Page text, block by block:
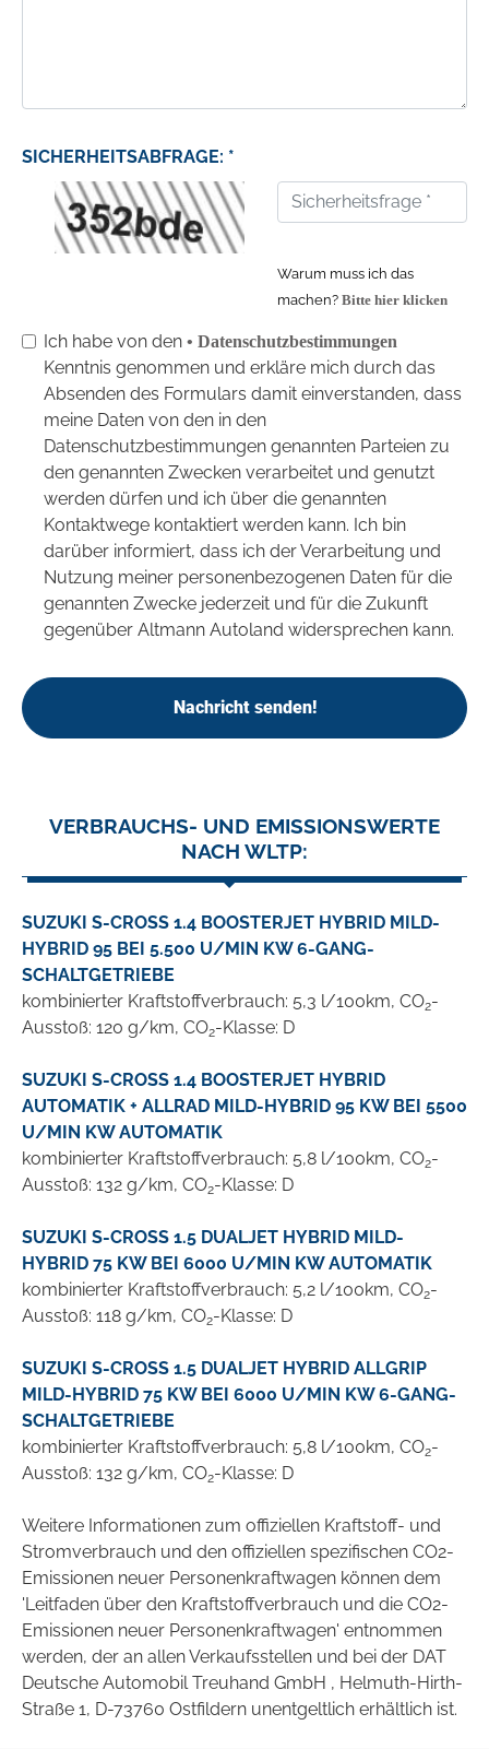
SICHERHEITSABFRAGE: *
Warum muss ich das
machen? Bitte hier klicken
Ich habe von den • Datenschutzbestimmungen
Kenntnis genommen und erkläre mich durch das
Absenden des Formulars damit einverstanden, dass
meine Daten von den in den
Datenschutzbestimmungen genannten Parteien zu
den genannten Zwecken verarbeitet und genutzt
werden dürfen und ich über die genannten
Kontaktwege kontaktiert werden kann. Ich bin
darüber informiert, dass ich der Verarbeitung und
Nutzung meiner personenbezogenen Daten für die
genannten Zwecke jederzeit und für die Zukunft
gegenüber Altmann Autoland widersprechen kann.
Nachricht senden!
VERBRAUCHS- UND EMISSIONSWERTE
NACH WLTP:
SUZUKI S-CROSS 1.4 BOOSTERJET HYBRID MILD-
HYBRID 95 BEI 5.500 U/MIN KW 6-GANG-
SCHALTGETRIEBE
kombinierter Kraftstoffverbrauch: 5,3 l/100km, CO2-
Ausstoß: 120 g/km, CO2-Klasse: D
SUZUKI S-CROSS 1.4 BOOSTERJET HYBRID
AUTOMATIK + ALLRAD MILD-HYBRID 95 KW BEI 5500
U/MIN KW AUTOMATIK
kombinierter Kraftstoffverbrauch: 5,8 l/100km, CO2-
Ausstoß: 132 g/km, CO2-Klasse: D
SUZUKI S-CROSS 1.5 DUALJET HYBRID MILD-
HYBRID 75 KW BEI 6000 U/MIN KW AUTOMATIK
kombinierter Kraftstoffverbrauch: 5,2 l/100km, CO2-
Ausstoß: 118 g/km, CO2-Klasse: D
SUZUKI S-CROSS 1.5 DUALJET HYBRID ALLGRIP
MILD-HYBRID 75 KW BEI 6000 U/MIN KW 6-GANG-
SCHALTGETRIEBE
kombinierter Kraftstoffverbrauch: 5,8 l/100km, CO2-
Ausstoß: 132 g/km, CO2-Klasse: D
Weitere Informationen zum offiziellen Kraftstoff- und
Stromverbrauch und den offiziellen spezifischen CO2-
Emissionen neuer Personenkraftwagen können dem
'Leitfaden über den Kraftstoffverbrauch und die CO2-
Emissionen neuer Personenkraftwagen' entnommen
werden, der an allen Verkaufsstellen und bei der DAT
Deutsche Automobil Treuhand GmbH , Helmuth-Hirth-
Straße 1, D-73760 Ostfildern unentgeltlich erhältlich ist.